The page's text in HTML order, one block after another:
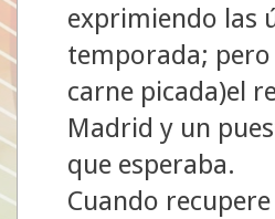
exprimiendo las
temporada;
carne picada)el
Madrid y un
que esperaba.
Cuando